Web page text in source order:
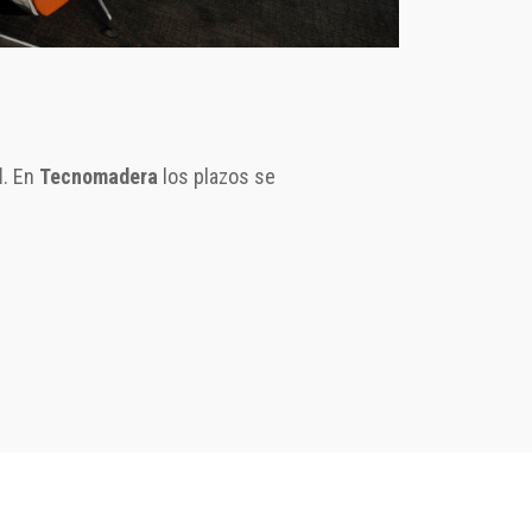
. En Tecnomadera los plazos se
adicional” que acumula
post-venta
y en todas ellas la ecuación
su larga duración.